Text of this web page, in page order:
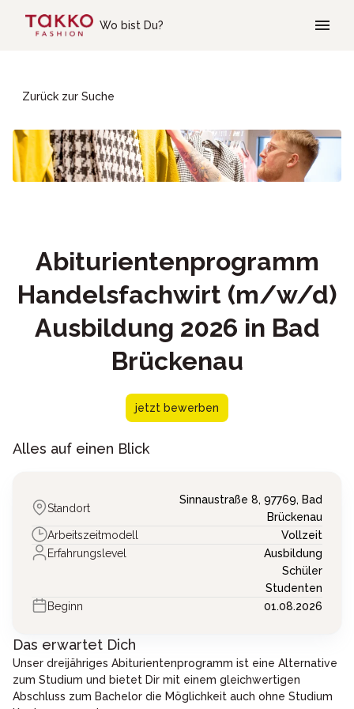
Wo bist Du?
Zurück zur Suche
Abiturientenprogramm
Handelsfachwirt (m/w/d)
Ausbildung 2026 in Bad
Brückenau
jetzt bewerben
Alles auf einen Blick
Standort
Sinnaustraße 8, 97769, Bad
Brückenau
Arbeitszeitmodell
Vollzeit
Erfahrungslevel
Ausbildung
Schüler
Studenten
Beginn
01.08.2026
Das erwartet Dich
Unser dreijähriges Abiturientenprogramm ist eine Alternative
zum Studium und bietet Dir mit einem gleichwertigen
Abschluss zum Bachelor die Möglichkeit auch ohne Studium